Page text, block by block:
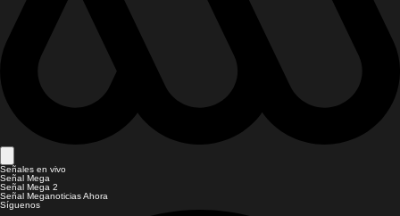
Señales en vivo
Señal Mega
Señal Mega 2
Señal Meganoticias Ahora
Síguenos